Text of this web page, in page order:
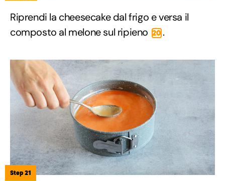
Riprendi la cheesecake dal frigo e versa il
composto al melone sul ripieno 20 .
Step 21